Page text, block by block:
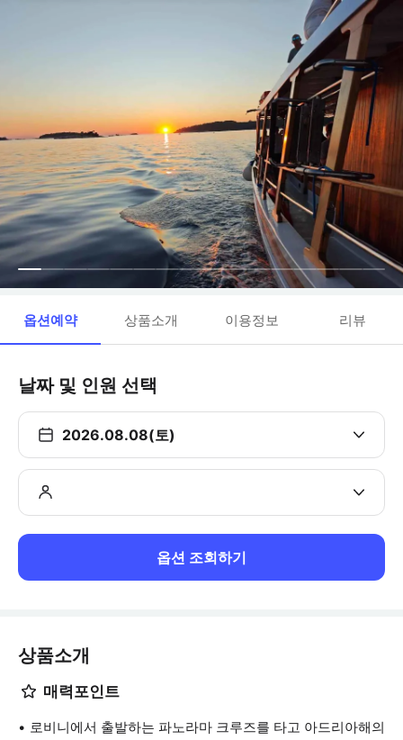
옵션예약 상품소개 이용정보 리뷰
날짜 및 인원 선택
2026.08.08(토)
옵션 조회하기
상품소개
매력포인트
로비니에서 출발하는 파노라마 크루즈를 타고 아드리아해의